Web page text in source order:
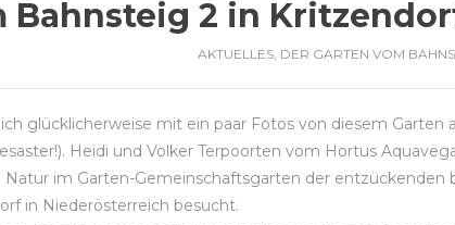
Bahnsteig 2 in Kritzendorf
AKTUELLES, DER GARTEN VOM
glücklicherweise mit ein paar Fotos von diesem Garten
Heidi und Volker Terpoorten vom Hortus
Natur im Garten-Gemeinschaftsgarten der entzückenden
in Niederösterreich besucht.